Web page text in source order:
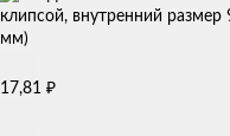
17,81 ₽